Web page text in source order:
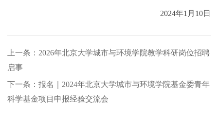
2024年1月10日
上一条：2026年北京大学城市与环境学院教学科研岗位招聘
启事
下一条：报名｜2024年北京大学城市与环境学院基金委青年
科学基金项目申报经验交流会